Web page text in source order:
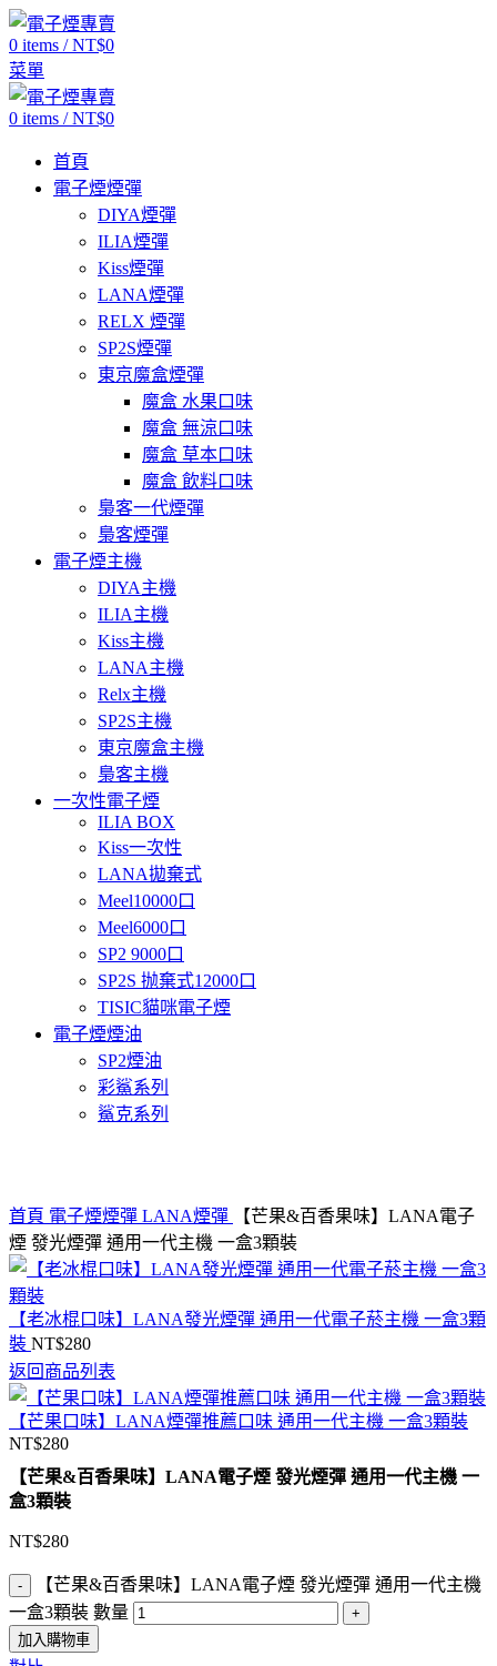
0 items / NT$0
菜單
0 items / NT$0
首頁
電子煙煙彈
DIYA煙彈
ILIA煙彈
Kiss煙彈
LANA煙彈
RELX 煙彈
SP2S煙彈
東京魔盒煙彈
魔盒 水果口味
魔盒 無涼口味
魔盒 草本口味
魔盒 飲料口味
梟客一代煙彈
梟客煙彈
電子煙主機
DIYA主機
ILIA主機
Kiss主機
LANA主機
Relx主機
SP2S主機
東京魔盒主機
梟客主機
一次性電子煙
ILIA BOX
Kiss一次性
LANA拋棄式
Meel10000口
Meel6000口
SP2 9000口
SP2S 抛棄式12000口
TISIC貓咪電子煙
電子煙煙油
SP2煙油
彩鯊系列
鯊克系列
首頁 電子煙煙彈 LANA煙彈
【芒果&百香果味】LANA電子
煙 發光煙彈 通用一代主機 一盒3顆裝
【老冰棍口味】LANA發光煙彈 通用一代電子菸主機 一盒3顆
裝 NT$280
返回商品列表
【芒果口味】LANA煙彈推薦口味 通用一代主機 一盒3顆裝
NT$280
【芒果&百香果味】LANA電子煙 發光煙彈 通用一代主機 一
盒3顆裝
NT$280
【芒果&百香果味】LANA電子煙 發光煙彈 通用一代主機
一盒3顆裝 數量
加入購物車